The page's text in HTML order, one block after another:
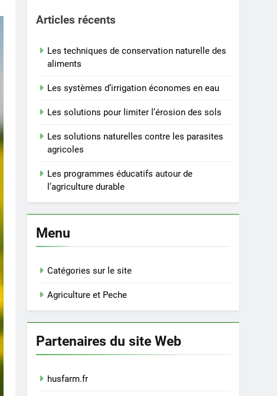
Articles récents
Les techniques de conservation naturelle des
aliments
Les systèmes d’irrigation économes en eau
Les solutions pour limiter l’érosion des sols
Les solutions naturelles contre les parasites
agricoles
Les programmes éducatifs autour de
l’agriculture durable
Menu
Catégories sur le site
Agriculture et Peche
Partenaires du site Web
husfarm.fr